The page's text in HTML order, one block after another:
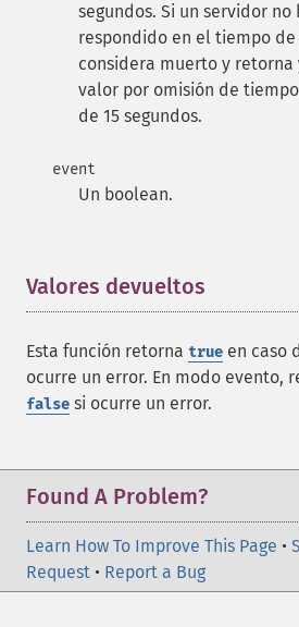
segundos. Si un servidor no
respondido en el tiempo de
considera muerto y retorna
valor por omisión de
de 15 segundos.
event
Un boolean.
Valores devueltos
Esta función retorna true en caso
ocurre un error. En modo evento,
false si ocurre un error.
Found A Problem?
Learn How To Improve This Page •
Request • Report a Bug